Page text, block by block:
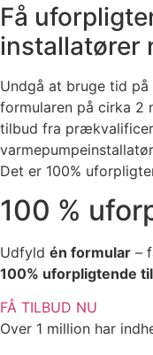
Få
installatører
Undgå at bruge tid
formularen på cirka 2
tilbud fra
Det er 100%
100 %
Udfyld én formular –
100% uforpligtende
FÅ TILBUD NU
Over 1 million har